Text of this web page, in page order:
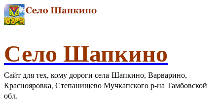
Село Шапкино
Сайт для тех, кому дороги села Шапкино, Варварино,
Краснояровка, Степанищево Мучкапского р-на Тамбовской
обл.